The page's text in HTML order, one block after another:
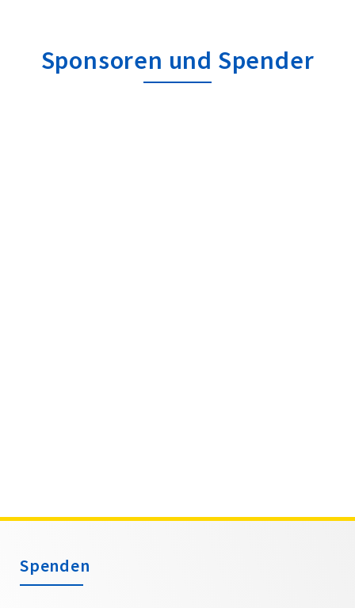
Sponsoren und Spender
Spenden